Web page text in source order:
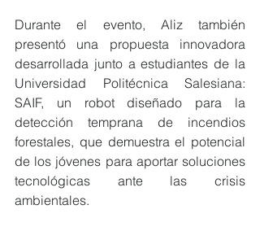
Durante el evento, Aliz también
presentó una propuesta innovadora
desarrollada junto a estudiantes de la
Universidad Politécnica Salesiana:
SAIF, un robot diseñado para la
detección temprana de incendios
forestales, que demuestra el potencial
de los jóvenes para aportar soluciones
tecnológicas ante las crisis
ambientales.